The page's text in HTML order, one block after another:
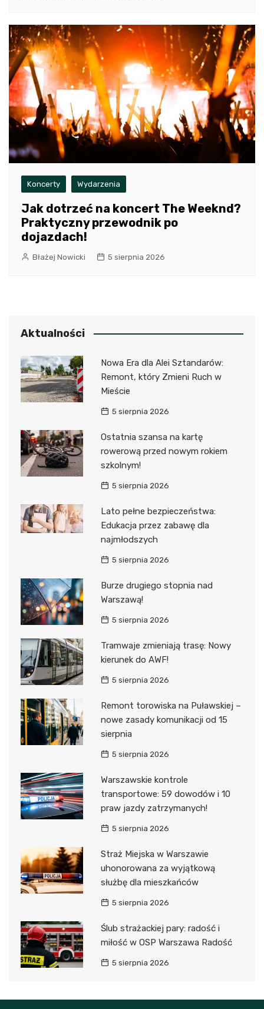
Koncerty Wydarzenia
Jak dotrzeć na koncert The Weeknd?
Praktyczny przewodnik po
dojazdach!
Błażej Nowicki 5 sierpnia 2026
Aktualności
Nowa Era dla Alei Sztandarów:
Remont, który Zmieni Ruch w
Mieście
5 sierpnia 2026
Ostatnia szansa na kartę
rowerową przed nowym rokiem
szkolnym!
5 sierpnia 2026
Lato pełne bezpieczeństwa:
Edukacja przez zabawę dla
najmłodszych
5 sierpnia 2026
Burze drugiego stopnia nad
Warszawą!
5 sierpnia 2026
Tramwaje zmieniają trasę: Nowy
kierunek do AWF!
5 sierpnia 2026
Remont torowiska na Puławskiej –
nowe zasady komunikacji od 15
sierpnia
5 sierpnia 2026
Warszawskie kontrole
transportowe: 59 dowodów i 10
praw jazdy zatrzymanych!
5 sierpnia 2026
Straż Miejska w Warszawie
uhonorowana za wyjątkową
służbę dla mieszkańców
5 sierpnia 2026
Ślub strażackiej pary: radość i
miłość w OSP Warszawa Radość
5 sierpnia 2026